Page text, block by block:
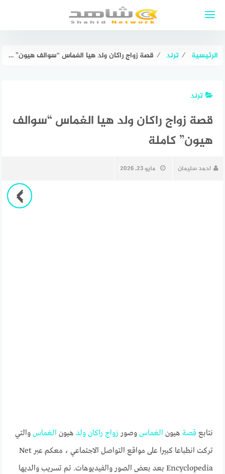
الرئيسية ⁄ ترند ⁄ قصة زواج راكان ولد هيا الغماس “سوالف هيون” كاملة
ترند
قصة زواج راكان ولد هيا الغماس “سوالف
هيون” كاملة
احمد سليمان مايو 23, 2026
نتابع قصة هيون الغماس وصور زواج راكان ولد هيون الغماس والتي
تركت انطباعا كبيرا على مواقع التواصل الاجتماعي ، معكم عبر Net
Encyclopedia بعد بعض الصور والفيديوهات. تم تسريب والديها